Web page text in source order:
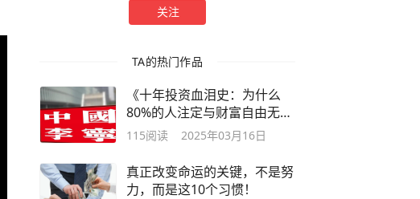
关注
TA的热门作品
《十年投资血泪史：为什么
80%的人注定与财富自由无
缘？》
115阅读 2025年03月16日
真正改变命运的关键，不是努
力，而是这10个习惯！